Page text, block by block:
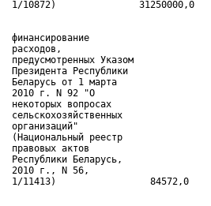
  финансирование
  расходов,
  предусмотренных Указом
  Президента Республики
  Беларусь от 1 марта
  2010 г. N 92 "О
  некоторых вопросах
  сельскохозяйственных
  организаций"
  (Национальный реестр
  правовых актов
  Республики Беларусь,
  2010 г., N 56,